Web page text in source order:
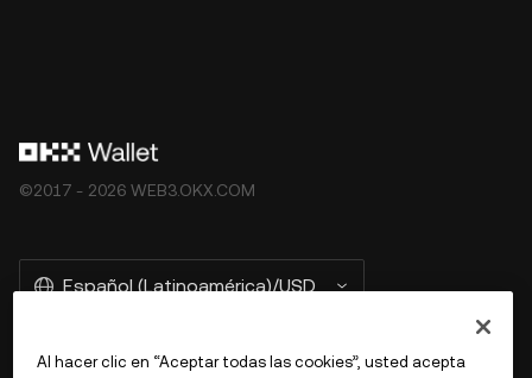
©2017 - 2026 WEB3.OKX.COM
Español (Latinoamérica)/USD
Al hacer clic en “Aceptar todas las cookies”, usted acepta